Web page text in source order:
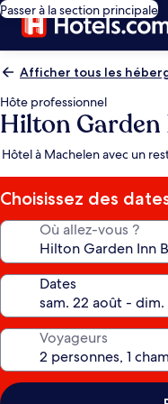
Passer à la section principale
Afficher tous les
Hôte professionnel
Hilton
Hôtel à Machelen avec un
Choisissez des
Où allez-vous ?
Dates
Voyageurs